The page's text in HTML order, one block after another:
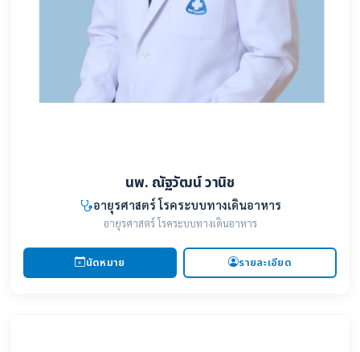
นพ. ณัฐวัฒน์ วานิช
อายุรศาสตร์ โรคระบบทางเดินอาหาร
อายุรศาสตร์ โรคระบบทางเดินอาหาร
นัดหมาย รายละเอียด